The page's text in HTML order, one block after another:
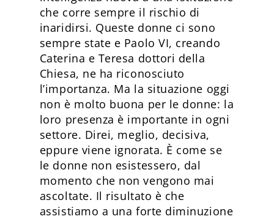
che corre sempre il rischio di
inaridirsi. Queste donne ci sono
sempre state e Paolo VI, creando
Caterina e Teresa dottori della
Chiesa, ne ha riconosciuto
l’importanza. Ma la situazione oggi
non è molto buona per le donne: la
loro presenza è importante in ogni
settore. Direi, meglio, decisiva,
eppure viene ignorata. È come se
le donne non esistessero, dal
momento che non vengono mai
ascoltate. Il risultato è che
assistiamo a una forte diminuzione